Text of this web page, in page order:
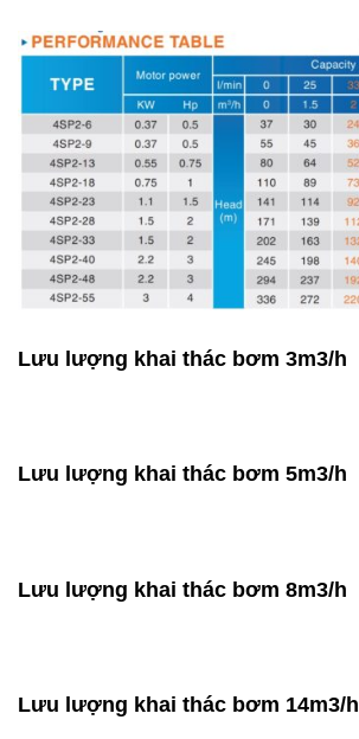
Lưu lượng khai thác bơm 3m3/h
Lưu lượng khai thác bơm 5m3/h
Lưu lượng khai thác bơm 8m3/h
Lưu lượng khai thác bơm 14m3/h